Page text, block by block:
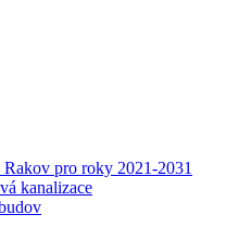
Rakov pro roky 2021-2031
kanalizace